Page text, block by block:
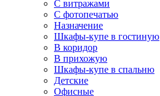
С витражами
С фотопечатью
Назначение
Шкафы-купе в гостиную
В коридор
В прихожую
Шкафы-купе в спальню
Детские
Офисные